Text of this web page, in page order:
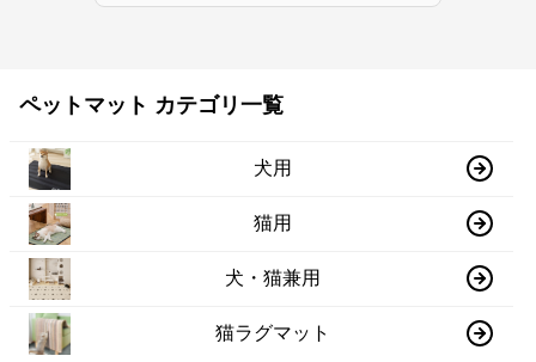
ペットマット カテゴリ一覧
犬用
猫用
犬・猫兼用
猫ラグマット